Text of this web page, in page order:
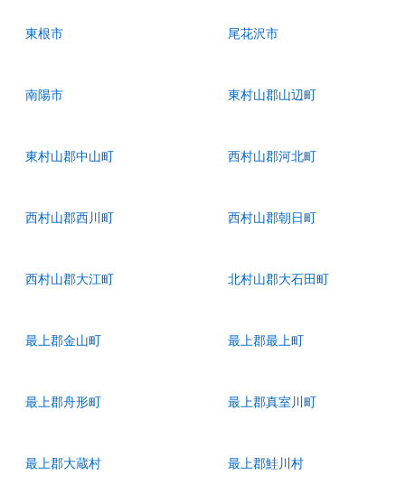
東根市 尾花沢市
南陽市 東村山郡山辺町
東村山郡中山町 西村山郡河北町
西村山郡西川町 西村山郡朝日町
西村山郡大江町 北村山郡大石田町
最上郡金山町 最上郡最上町
最上郡舟形町 最上郡真室川町
最上郡大蔵村 最上郡鮭川村